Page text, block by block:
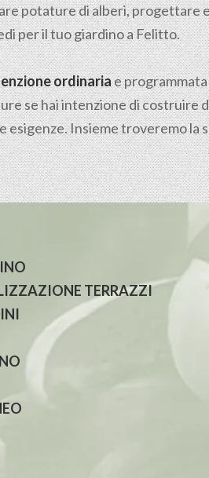
potature di alberi, progettare
per il tuo giardino a Felitto.
ordinariae
se hai intenzione di costruire
Insieme troveremo la
TERRAZZI